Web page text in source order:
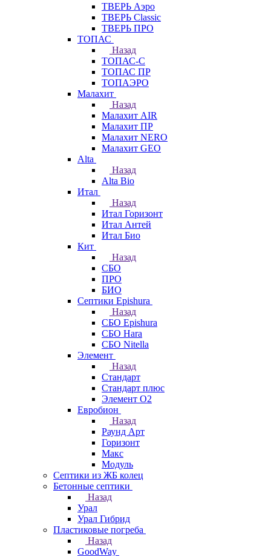
ТВЕРЬ Аэро
ТВЕРЬ Classic
ТВЕРЬ ПРО
ТОПАС
Назад
ТОПАС-С
ТОПАС ПР
ТОПАЭРО
Малахит
Назад
Малахит AIR
Малахит ПР
Малахит NERO
Малахит GEO
Alta
Назад
Alta Bio
Итал
Назад
Итал Горизонт
Итал Антей
Итал Био
Кит
Назад
СБО
ПРО
БИО
Септики Epishura
Назад
СБО Epishura
СБО Hara
СБО Nitella
Элемент
Назад
Стандарт
Стандарт плюс
Элемент О2
Евробион
Назад
Раунд Арт
Горизонт
Макс
Модуль
Септики из ЖБ колец
Бетонные септики
Назад
Урал
Урал Гибрид
Пластиковые погреба
Назад
GoodWay